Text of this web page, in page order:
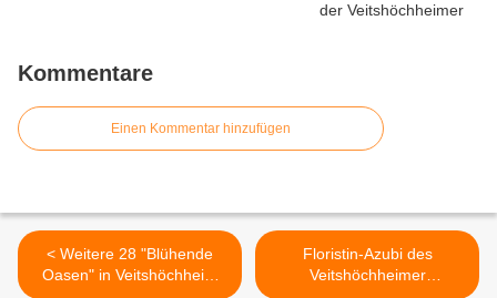
Kommentare
Einen Kommentar hinzufügen
< Weitere 28 "Blühende
Oasen" in Veitshöchheim
Floristin-Azubi des
Veitshöchheimer